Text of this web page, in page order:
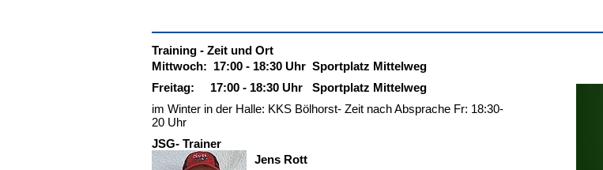
Training - Zeit und Ort
Mittwoch: 17:00 - 18:30 Uhr Sportplatz Mittelweg
Freitag: 17:00 - 18:30 Uhr Sportplatz Mittelweg
im Winter in der Halle: KKS Bölhorst- Zeit nach Absprache Fr: 18:30-
20 Uhr
JSG- Trainer
Jens Rott